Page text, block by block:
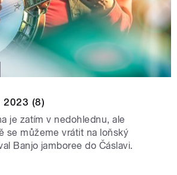
2023 (8)
je zatím v nedohlednu, ale
se můžeme vrátit na loňský
Banjo jamboree do Čáslavi.